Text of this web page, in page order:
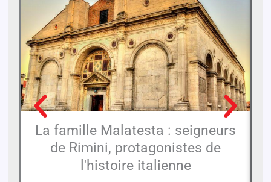
La famille Malatesta : seigneurs
de Rimini, protagonistes de
l'histoire italienne